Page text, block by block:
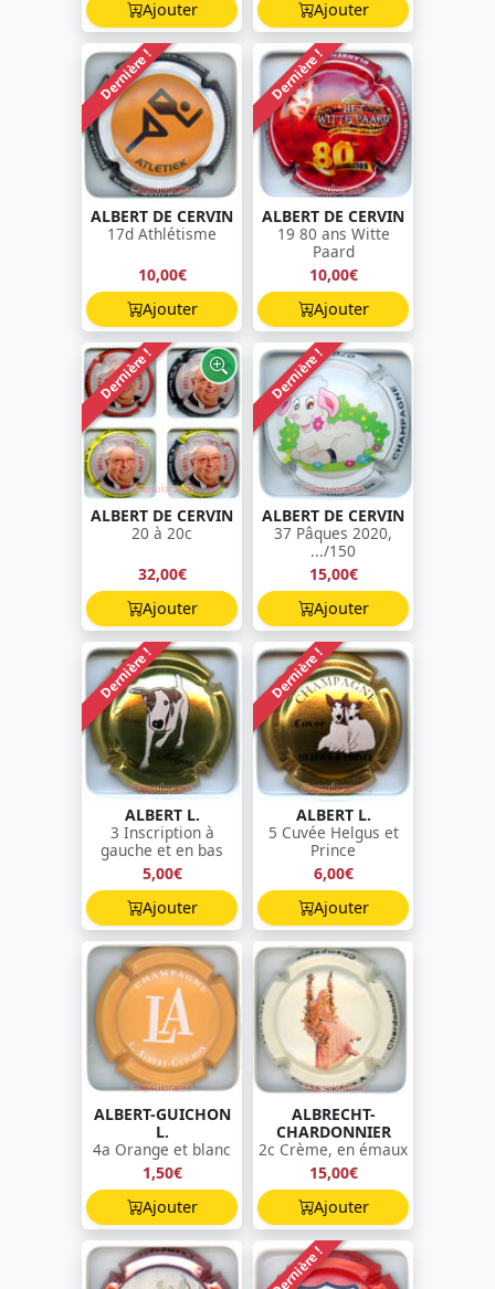
Ajouter
Ajouter
Dernière !
ALBERT DE CERVIN
17d Athlétisme
10,00€
Ajouter
Dernière !
ALBERT DE CERVIN
19 80 ans Witte
Paard
10,00€
Ajouter
Dernière !
ALBERT DE CERVIN
20 à 20c
32,00€
Ajouter
Dernière !
ALBERT DE CERVIN
37 Pâques 2020,
.../150
15,00€
Ajouter
Dernière !
ALBERT L.
3 Inscription à
gauche et en bas
5,00€
Ajouter
Dernière !
ALBERT L.
5 Cuvée Helgus et
Prince
6,00€
Ajouter
ALBERT-GUICHON
L.
4a Orange et blanc
1,50€
Ajouter
ALBRECHT-
CHARDONNIER
2c Crème, en émaux
15,00€
Ajouter
Dernière !